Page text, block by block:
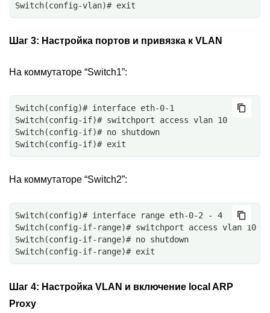
Switch(config-vlan)# exit
Шаг 3: Настройка портов и привязка к VLAN
На коммутаторе “Switch1”:
Switch(config)# interface eth-0-1
Switch(config-if)# switchport access vlan 10
Switch(config-if)# no shutdown
Switch(config-if)# exit
На коммутаторе “Switch2”:
Switch(config)# interface range eth-0-2 - 4
Switch(config-if-range)# switchport access vlan 10
Switch(config-if-range)# no shutdown
Switch(config-if-range)# exit
Шаг 4: Настройка VLAN и включение local ARP
Proxy